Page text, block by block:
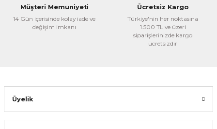
Müşteri Memuniyeti
14 Gün içerisinde kolay iade ve
değişim imkanı
Ücretsiz Kargo
Türkiye'nin her noktasına
1.500 TL ve üzeri
siparişlerinizde kargo
ücretsizdir
Üyelik